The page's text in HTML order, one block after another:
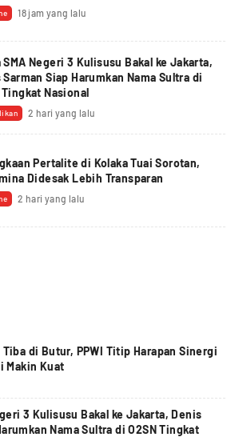
18 jam yang lalu
SMA Negeri 3 Kulisusu Bakal ke Jakarta,
Siap Harumkan Nama Sultra di
Tingkat Nasional
2 hari yang lalu
Pertalite di Kolaka Tuai Sorotan,
Didesak Lebih Transparan
2 hari yang lalu
di Butur, PPWI Titip Harapan Sinergi
Makin Kuat
3 Kulisusu Bakal ke Jakarta, Denis
Nama Sultra di O2SN Tingkat